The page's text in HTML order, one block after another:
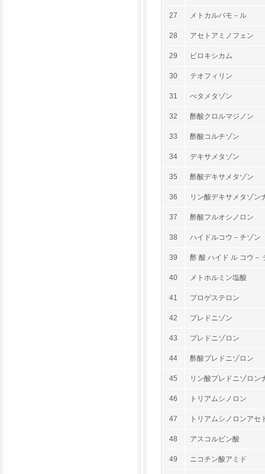
27 メトカルバモ－ル
28 アセトアミノフェン
29 ピロキシカム
30 テオフィリン
31 べタメタゾン
32 酢酸クロルマジノン
33 酢酸コルチゾン
34 デキサメタゾン
35 酢酸デキサメタゾン
36 リン酸デキサメタゾン
37 酢酸フルオシノロン
38 ハイドルコウ－チゾン
39 酢 酸 ハイド ル コウ－
40 メトホルミン塩酸
41 プロゲステロン
42 プレドニゾン
43 プレドニゾロン
44 酢酸プレドニゾロン
45 リン酸プレドニゾロン
46 トリアムシノロン
47 トリアムシノロンアセ
48 アスコルビン酸
49 ニコチン酸アミド